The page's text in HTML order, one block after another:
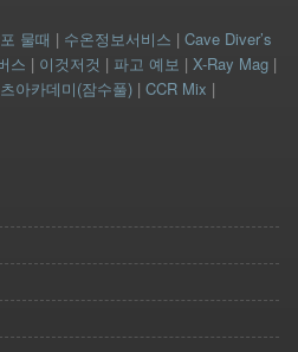
물때 | 수온정보서비스 | Cave Diver’s
스 | 이것저것 | 파고 예보 | X-Ray Mag|
아카데미(잠수풀)| CCR Mix |